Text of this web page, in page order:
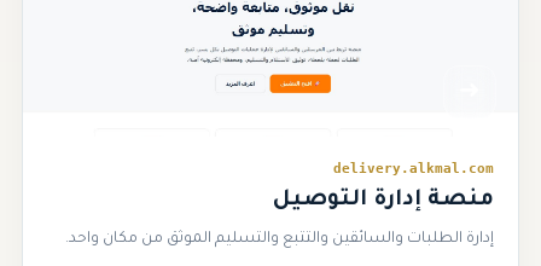
delivery.alkmal.com
منصة إدارة التوصيل
إدارة الطلبات والسائقين والتتبع والتسليم الموثق من مكان واحد.